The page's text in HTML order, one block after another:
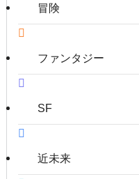
冒険
ファンタジー
SF
近未来